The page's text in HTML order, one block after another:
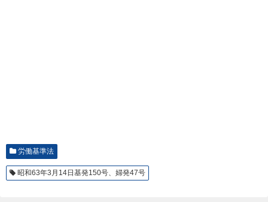
労働基準法
昭和63年3月14日基発150号、婦発47号